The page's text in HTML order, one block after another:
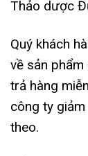
Thảo dược
Quý khách
về sản
trả hàng
công ty
theo.